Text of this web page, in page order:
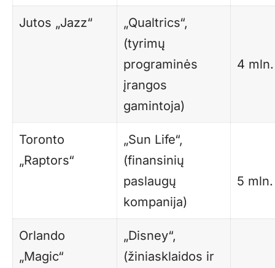
Jutos „Jazz“
„Qualtrics“,
(tyrimų
programinės
įrangos
gamintoja)
4 mln.
Toronto
„Raptors“
„Sun Life“,
(finansinių
paslaugų
kompanija)
5 mln.
Orlando
„Magic“
„Disney“,
(žiniasklaidos ir